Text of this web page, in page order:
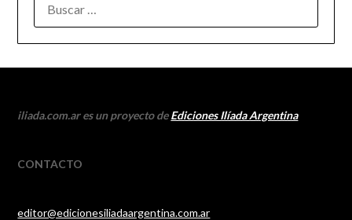
iliada.com.ar es un proyecto deEdiciones Ilíada Argentina
CONTACTO
editor@edicionesiliadaargentina.com.ar